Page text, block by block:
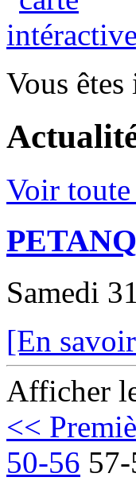
Vous êtes
Voir
Samedi
[En
Afficher
<<
50-56